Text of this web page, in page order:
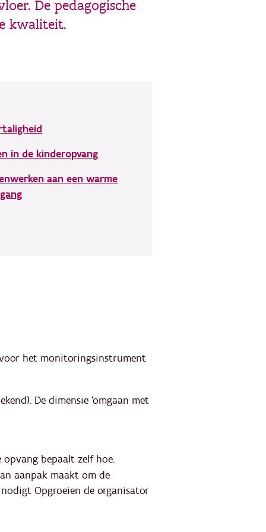
De pedagogische
kwaliteit.
in de kinderopvang
aan een warme
het monitoringsinstrument
De dimensie ‘omgaan met
opvang bepaalt zelf hoe.
aanpak maakt om de
Opgroeien de organisator